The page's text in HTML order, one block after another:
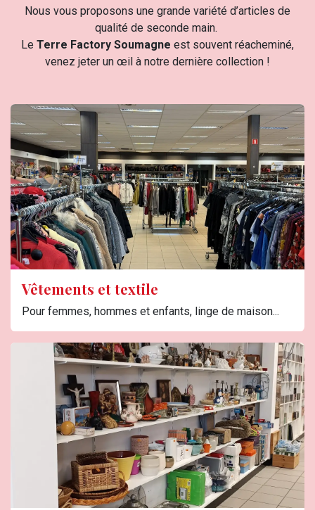
Nous vous proposons une grande variété d’articles de
qualité de seconde main.
Le Terre Factory Soumagne​ est souvent réacheminé,
venez jeter un œil à notre dernière collection !
Vêtements et textile
Pour femmes, hommes et enfants, linge de maison...